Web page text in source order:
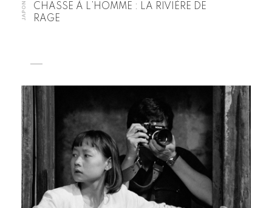
JAPON
CHASSE À L’HOMME : LA RIVIÈRE DE
RAGE